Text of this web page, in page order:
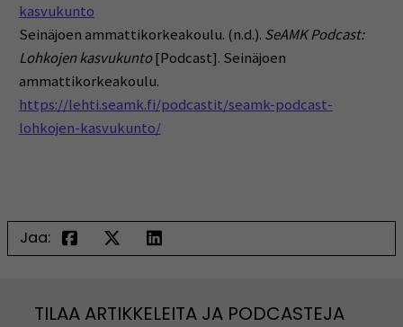
kasvukunto
Seinäjoen ammattikorkeakoulu. (n.d.). SeAMK Podcast:
Lohkojen kasvukunto[Podcast]. Seinäjoen
ammattikorkeakoulu.
https://lehti.seamk.fi/podcastit/seamk-podcast-
lohkojen-kasvukunto/
Jaa:
TILAA ARTIKKELEITA JA PODCASTEJA